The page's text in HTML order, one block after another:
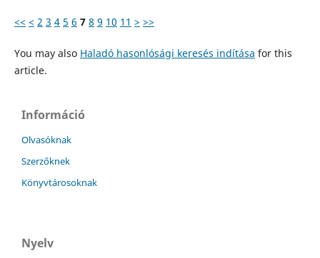
<< < 2 3 4 5 6 7 8 9 10 11 > >>
You may also Haladó hasonlósági keresés indítása for this
article.
Információ
Olvasóknak
Szerzőknek
Könyvtárosoknak
Nyelv